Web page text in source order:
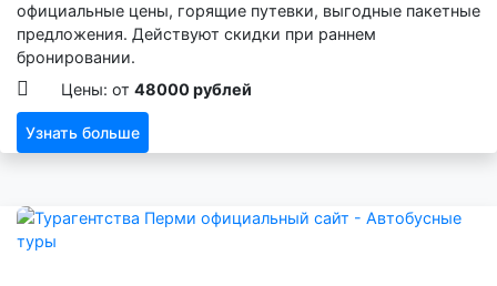
официальные цены, горящие путевки, выгодные пакетные
предложения. Действуют скидки при раннем
бронировании.
Цены: от 48000 рублей
Узнать больше